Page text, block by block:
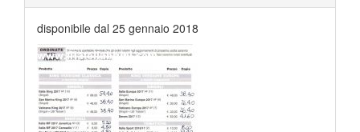
disponibile dal 25 gennaio 2018